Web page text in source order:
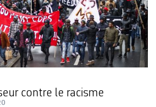
contre le racisme